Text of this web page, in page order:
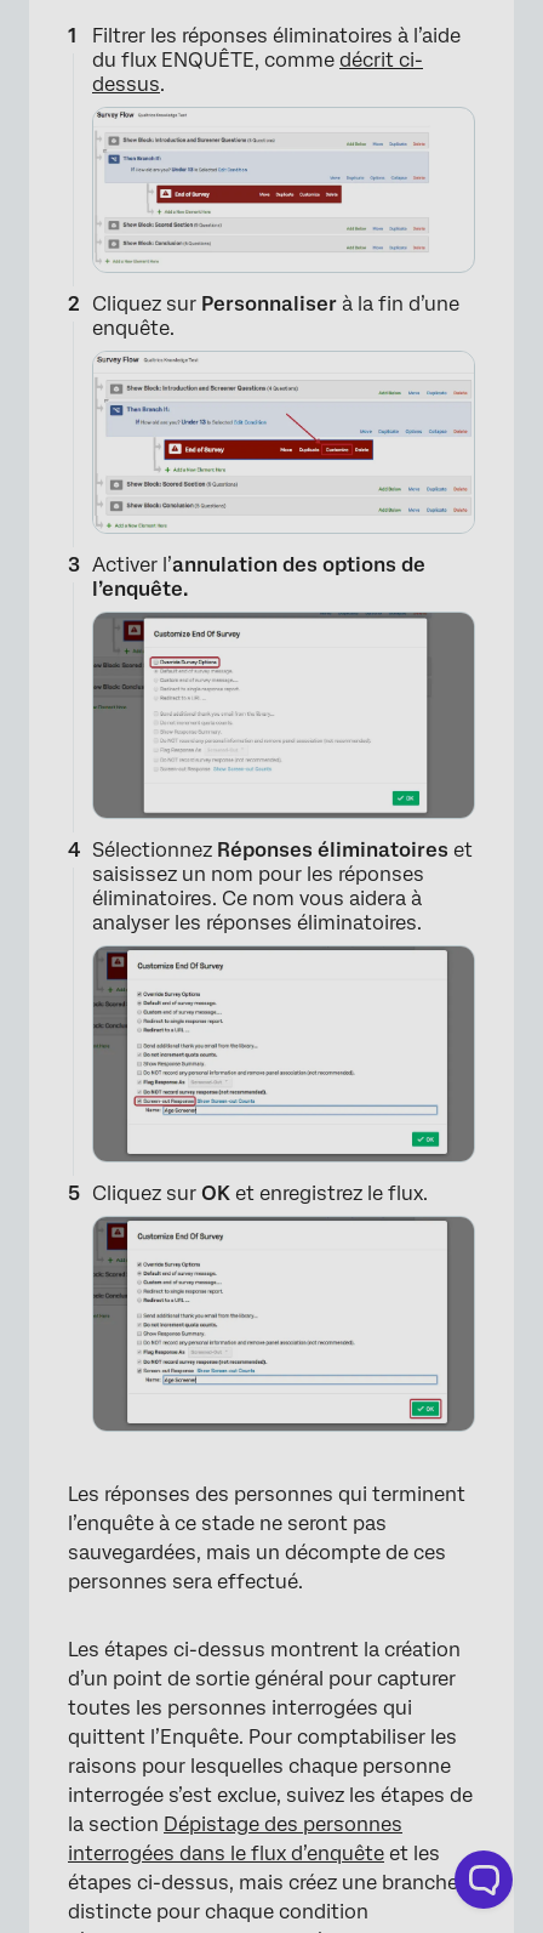
Filtrer les réponses éliminatoires à l’aide
du flux ENQUÊTE, comme décrit ci-
dessus.
×
Cliquez sur Personnaliser à la fin d’une
enquête.
×
Activer l’annulation des options de
l’enquête.
×
Sélectionnez Réponses éliminatoires et
saisissez un nom pour les réponses
éliminatoires. Ce nom vous aidera à
analyser les réponses éliminatoires.
Cliquez sur OK et enregistrez le flux.
Les réponses des personnes qui terminent
l’enquête à ce stade ne seront pas
sauvegardées, mais un décompte de ces
personnes sera effectué.
Les étapes ci-dessus montrent la création
d’un point de sortie général pour capturer
toutes les personnes interrogées qui
quittent l’Enquête. Pour comptabiliser les
raisons pour lesquelles chaque personne
interrogée s’est exclue, suivez les étapes de
la section Dépistage des personnes
interrogées dans le flux d’enquête et les
étapes ci-dessus, mais créez une branche
distincte pour chaque condition